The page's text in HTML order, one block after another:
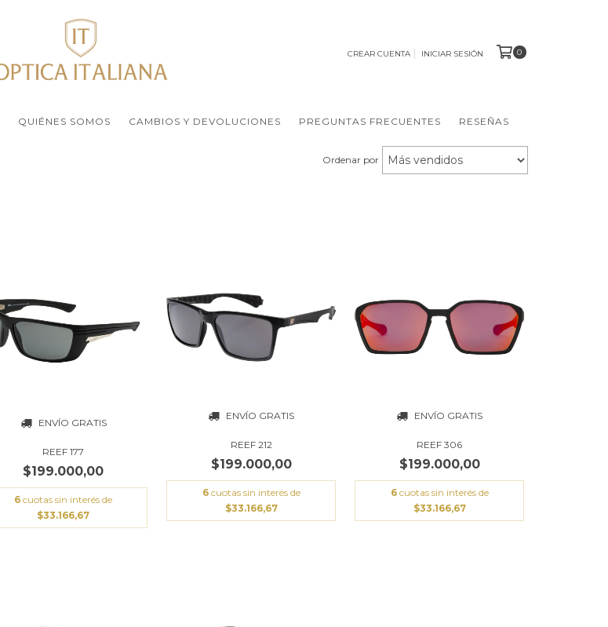
CREAR CUENTA INICIAR SESIÓN 0
QUIÉNES SOMOS CAMBIOS Y DEVOLUCIONES PREGUNTAS FRECUENTES RESEÑAS
Ordenar por
ENVÍO GRATIS
REEF 177
$199.000,00
6 cuotas sin interés de
$33.166,67
ENVÍO GRATIS
REEF 212
$199.000,00
6 cuotas sin interés de
$33.166,67
ENVÍO GRATIS
REEF 306
$199.000,00
6 cuotas sin interés de
$33.166,67